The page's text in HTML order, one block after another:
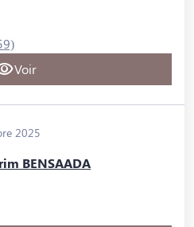
Voir
2025
BENSAADA